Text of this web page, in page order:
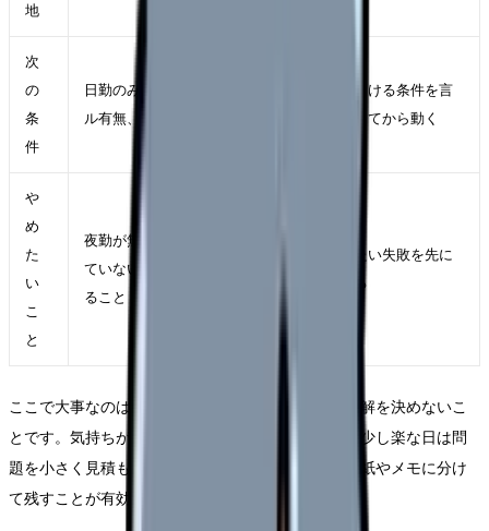
地
次
の
条
件
日勤のみ、夜勤回数、オンコー
ル有無、仮眠体制、夜勤手当
次で避ける条件を言
語化してから動く
や
め
た
い
こ
と
夜勤が無理だから看護師に向い
ていない、と職業全体を否定す
ること
避けたい失敗を先に
決める
ここで大事なのは、辞めたい気持ちの強さだけで正解を決めないこ
とです。気持ちが強い日は判断が急ぎやすく、逆に少し楽な日は問
題を小さく見積もりやすくなります。だからこそ、紙やメモに分け
て残すことが有効です。